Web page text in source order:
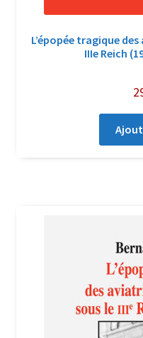
L’épopée tragique
IIIe Reich